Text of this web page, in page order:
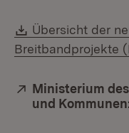
Download:
Übersicht der
Breitbandprojekte
Extern:
Ministerium
und